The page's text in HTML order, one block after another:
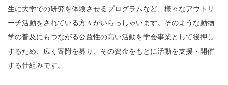
生に大学での研究を体験させるプログラムなど、様々なアウトリ
ーチ活動をされている方々がいらっしゃいます。そのような動物
学の普及にもつながる公益性の高い活動を学会事業として後押し
するため、広く寄附を募り、その資金をもとに活動を支援・開催
する仕組みです。